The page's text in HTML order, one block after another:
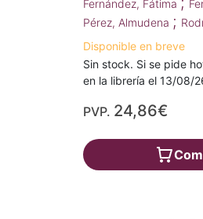
Fernández, Fátima
Pérez, Almudena ;
Disponible en breve
Sin stock. Si se pide
en la librería el 13/08/
PVP. 24,86€